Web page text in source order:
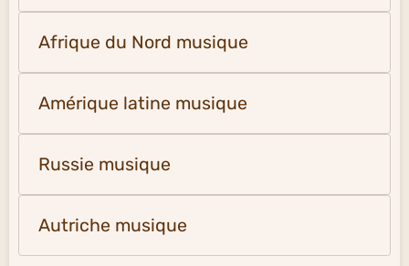
Afrique du Nord musique
Amérique latine musique
Russie musique
Autriche musique